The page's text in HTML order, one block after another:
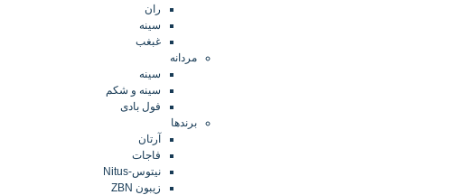
ران
سینه
غبغب
مردانه
سینه
سینه و شکم
فول بادی
برندها
آرتان
فاجات
نیتوس-Nitus
زیبون ZBN